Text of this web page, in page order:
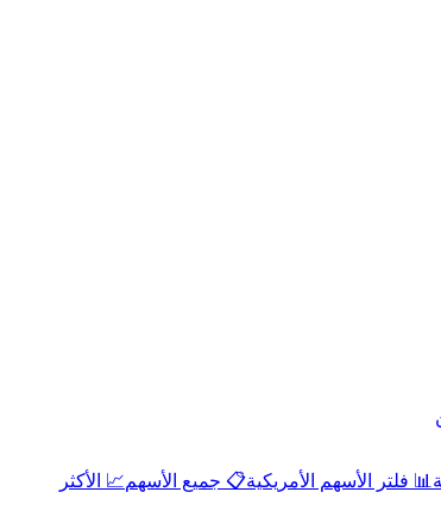
📊 فلتر الأسهم الأمريكية📋 جميع الأسهم📈 الأكثر